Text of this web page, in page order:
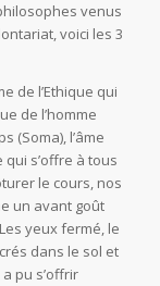
venus
voici les 3
de l’Ethique qui
de l’homme
(Soma), l’âme
qui s’offre à tous
le cours, nos
un avant goût
yeux fermé, le
dans le sol et
pu s’offrir